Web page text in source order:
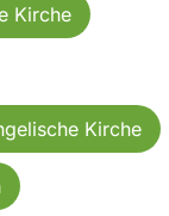
Kirche
Kirche